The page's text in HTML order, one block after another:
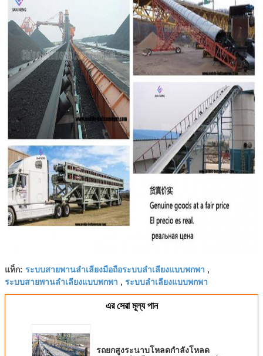
แท็ก: ระบบสายพานลำเลียงมือถือระบบลำเลียงแบบพกพา ,
ระบบสายพานลำเลียงแบบพกพา , ระบบลำเลียงแบบพกพา
এর সেরা মূল্য পান
รถยกสูงระนาบโหลดกำลังโหลด